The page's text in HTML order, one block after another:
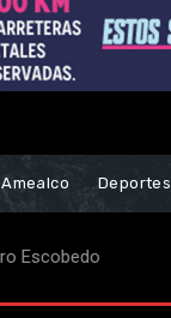
Amealco Deportes